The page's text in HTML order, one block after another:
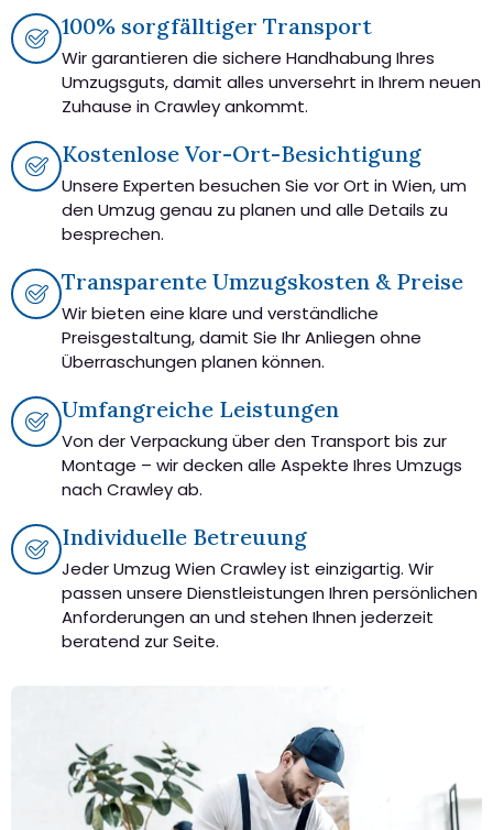
100% sorgfälltiger Transport
Wir garantieren die sichere Handhabung Ihres
Umzugsguts, damit alles unversehrt in Ihrem neuen
Zuhause in Crawley ankommt.
Kostenlose Vor-Ort-Besichtigung
Unsere Experten besuchen Sie vor Ort in Wien, um
den Umzug genau zu planen und alle Details zu
besprechen.
Transparente Umzugskosten & Preise
Wir bieten eine klare und verständliche
Preisgestaltung, damit Sie Ihr Anliegen ohne
Überraschungen planen können.
Umfangreiche Leistungen
Von der Verpackung über den Transport bis zur
Montage – wir decken alle Aspekte Ihres Umzugs
nach Crawley ab.
Individuelle Betreuung
Jeder Umzug Wien Crawley ist einzigartig. Wir
passen unsere Dienstleistungen Ihren persönlichen
Anforderungen an und stehen Ihnen jederzeit
beratend zur Seite.